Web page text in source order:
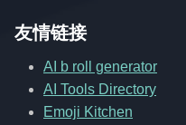
友情链接
AI b roll generator
AI Tools Directory
Emoji Kitchen